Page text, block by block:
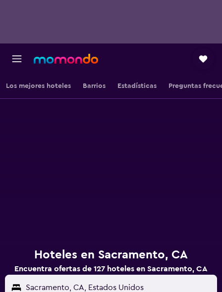
Los mejores hoteles Barrios Estadísticas Preguntas
Hoteles en Sacramento, CA
Encuentra ofertas de 127 hoteles en Sacramento, CA
Sacramento, CA, Estados Unidos